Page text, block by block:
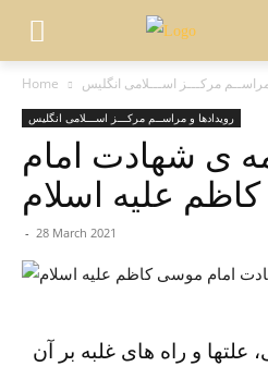
Home مرکـــز اســـلامی انگلیس
رویدادها و مراســم مرکـــز اســـلامی انگلیس
ی شهادت امام
علیه اسلام
- 28 March 2021
و راه های غلبه بر آن